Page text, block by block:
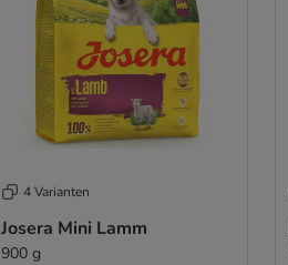
4 Varianten
Josera Mini Lamm
900 g